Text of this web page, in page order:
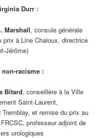
Durr :
Marshall, consule générale
à Line Chaloux, directrice
Jérôme)
racisme :
Bitard, conseillère à la Ville
Saint-Laurent,
et remise du prix au
professeur adjoint de
urologiques